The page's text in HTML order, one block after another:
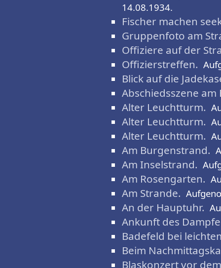
14.08.1934.
Fischer machen
Gruppenfoto am
Offiziere auf der
Offizierstreffen.
Blick auf die
Abschiedsszene
Alter Leuchtturm.
Alter Leuchtturm.
Alter Leuchtturm.
Am Burgenstrand.
Am Inselstrand.
Am Rosengarten.
Am Strande.
An der Hauptuhr.
Ankunft des
Badefeld bei
Beim
Blaskonzert vor